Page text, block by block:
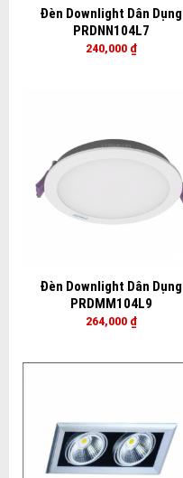
Đèn Downlight Dân Dụng
PRDNN104L7
240,000 ₫
Đèn Downlight Dân Dụng
PRDMM104L9
264,000 ₫